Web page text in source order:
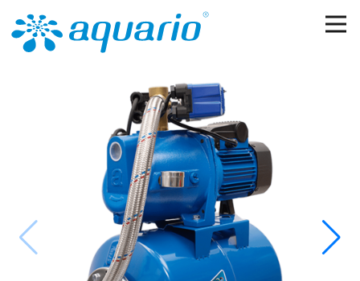
Перейти к основному содержанию